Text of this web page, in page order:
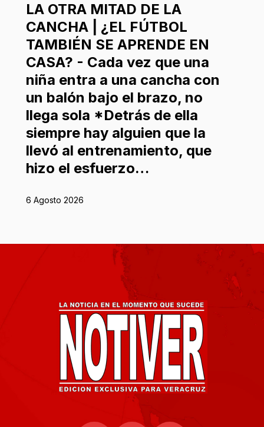
LA OTRA MITAD DE LA
CANCHA | ¿EL FÚTBOL
TAMBIÉN SE APRENDE EN
CASA? - Cada vez que una
niña entra a una cancha con
un balón bajo el brazo, no
llega sola *Detrás de ella
siempre hay alguien que la
llevó al entrenamiento, que
hizo el esfuerzo…
6 Agosto 2026